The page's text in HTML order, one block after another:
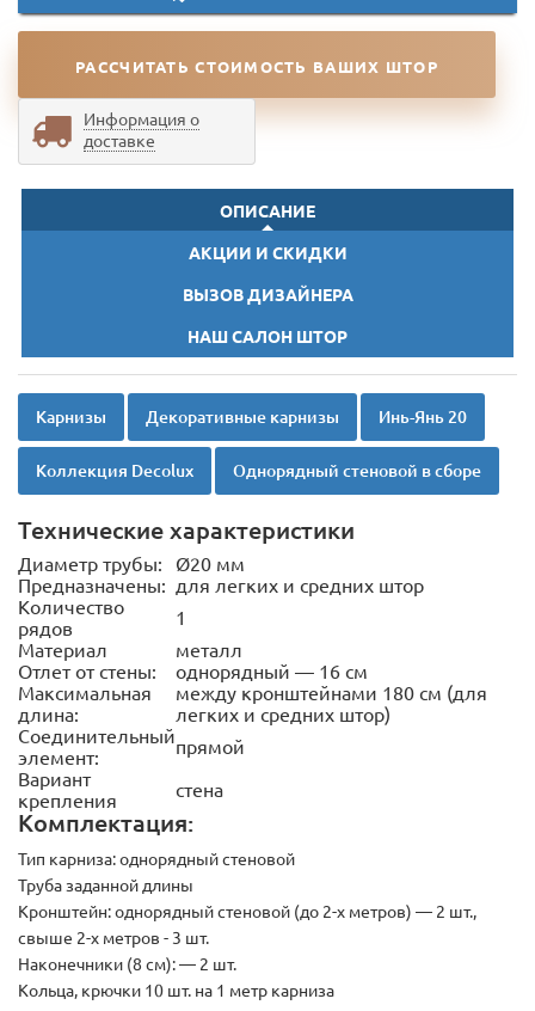
РАССЧИТАТЬ СТОИМОСТЬ ВАШИХ ШТОР
Информация о
доставке
ОПИСАНИЕ
АКЦИИ И СКИДКИ
ВЫЗОВ ДИЗАЙНЕРА
НАШ САЛОН ШТОР
Карнизы Декоративные карнизы Инь-Янь 20
Коллекция Decolux Однорядный стеновой в сборе
Технические характеристики
Диаметр трубы:
Ø20 мм
Предназначены: для легких и средних штор
Количество
рядов
1
Материал
металл
Отлет от стены:
однорядный — 16 см
Максимальная
длина:
между кронштейнами 180 см (для
легких и средних штор)
Соединительный
элемент:
прямой
Вариант
крепления
стена
Комплектация:
Тип карниза:однорядный стеновой
Труба заданной длины
Кронштейн:однорядный стеновой (до 2-х метров) — 2 шт.,
свыше 2-х метров - 3 шт.
Наконечники (8 см):— 2 шт.
Кольца, крючки 10 шт. на 1 метр карниза